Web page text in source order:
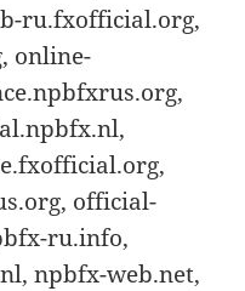
ru.fxofficial.org,
online-
official-
ru.info,
npbfx-web.net,